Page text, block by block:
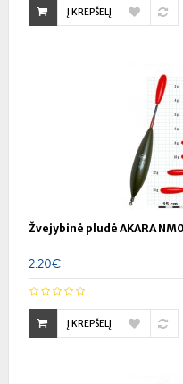
Į KREPŠELĮ
Žvejybinė pludė AKARA
2.20€
Į KREPŠELĮ